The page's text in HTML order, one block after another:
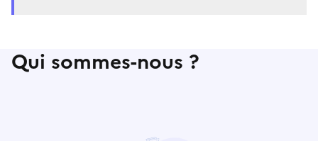
Qui sommes-nous ?